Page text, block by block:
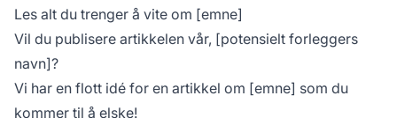
Les alt du trenger å vite om [emne]
Vil du publisere artikkelen vår, [potensielt forleggers
navn]?
Vi har en flott idé for en artikkel om [emne] som du
kommer til å elske!